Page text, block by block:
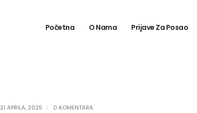
Početna O Nama Prijave Za Posao
21 APRILA, 2025 0 KOMENTARA